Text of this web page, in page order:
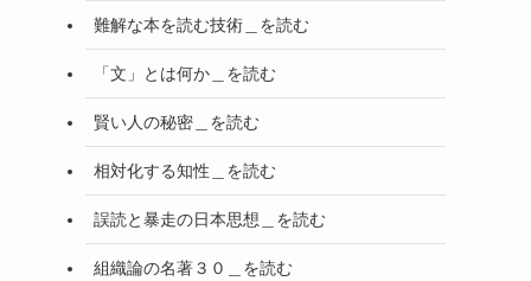
難解な本を読む技術＿を読む
「文」とは何か＿を読む
賢い人の秘密＿を読む
相対化する知性＿を読む
誤読と暴走の日本思想＿を読む
組織論の名著３０＿を読む